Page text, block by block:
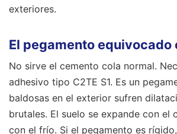
exteriores.
El pegamento equivocado
No sirve el cemento cola normal.
adhesivo tipo C2TE S1. Es un
baldosas en el exterior sufren
brutales. El suelo se expande con el
con el frío. Si el pegamento es